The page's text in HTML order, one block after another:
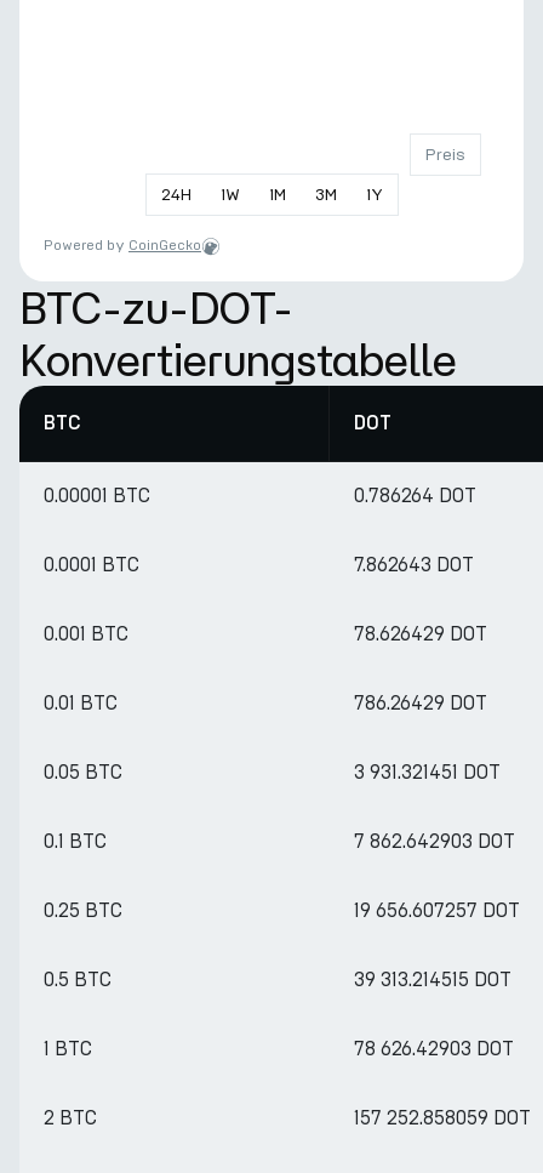
24H 1W 1M 3M 1Y
Preis
Powered by CoinGecko
BTC-zu-DOT-
Konvertierungstabelle
BTC DOT
0.00001 BTC 0.786264 DOT
0.0001 BTC 7.862643 DOT
0.001 BTC 78.626429 DOT
0.01 BTC 786.26429 DOT
0.05 BTC 3 931.321451 DOT
0.1 BTC 7 862.642903 DOT
0.25 BTC 19 656.607257 DOT
0.5 BTC 39 313.214515 DOT
1 BTC 78 626.42903 DOT
2 BTC 157 252.858059 DOT